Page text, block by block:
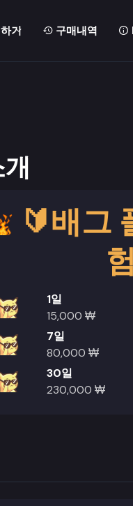
기 구매내역
🔰배그
1일
15,000 ₩
7일
80,000 ₩
30일
230,000 ₩